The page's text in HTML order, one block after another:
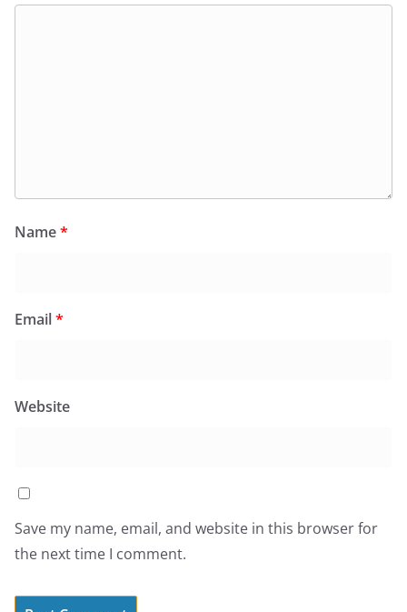
Name*
Email*
Website
Save my name, email, and website in this browser for
the next time I comment.